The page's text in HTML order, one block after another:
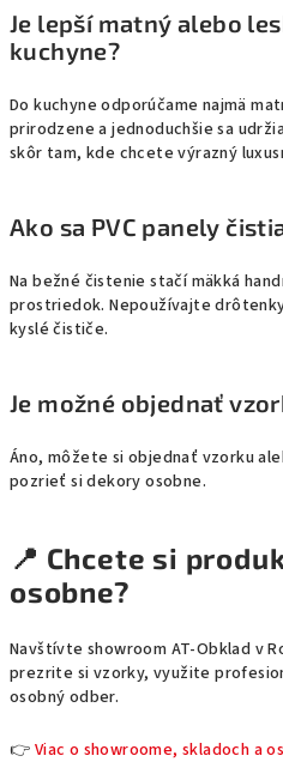
Je lepší matný alebo
kuchyne?
Do kuchyne odporúčame najmä
prirodzene a jednoduchšie sa
skôr tam, kde chcete výrazný
Ako sa PVC panely
Na bežné čistenie stačí mäkká
prostriedok. Nepoužívajte
kyslé čističe.
Je možné objednať
Áno, môžete si objednať vzorku
pozrieť si dekory osobne.
📍 Chcete si
osobne?
Navštívte showroom AT-Obklad v
prezrite si vzorky, využite
osobný odber.
👉 Viac o showroome, skladoch a